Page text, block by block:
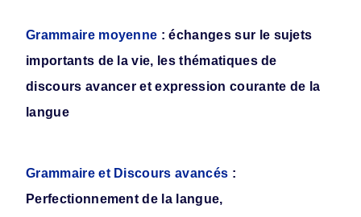
Grammaire moyenne : échanges sur le sujets
importants de la vie, les thématiques de
discours avancer et expression courante de la
langue
Grammaire et Discours avancés :
Perfectionnement de la langue,